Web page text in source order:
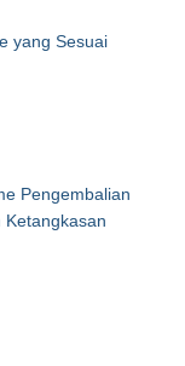
yang Sesuai
Pengembalian
Ketangkasan